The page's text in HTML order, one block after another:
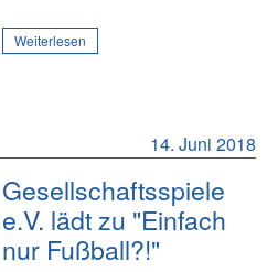
Weiterlesen
14. Juni 2018
Gesellschaftsspiele
e.V. lädt zu "Einfach
nur Fußball?!"